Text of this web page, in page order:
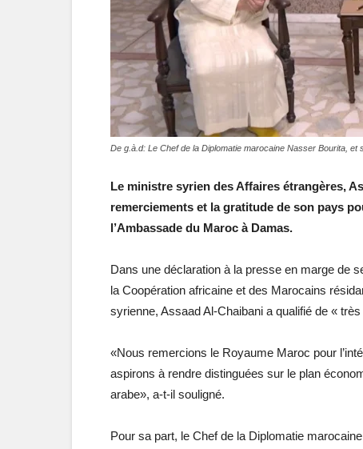
De g.à.d: Le Chef de la Diplomatie marocaine Nasser Bourita, et
Le ministre syrien des Affaires étrangères,
remerciements et la gratitude de son pays
l’Ambassade du Maroc à Damas.
Dans une déclaration à la presse en marge de
la Coopération africaine et des Marocains
syrienne, Assaad Al-Chaibani a qualifié de «
«Nous remercions le Royaume Maroc pour
aspirons à rendre distinguées sur le plan
arabe», a-t-il souligné.
Pour sa part, le Chef de la Diplomatie